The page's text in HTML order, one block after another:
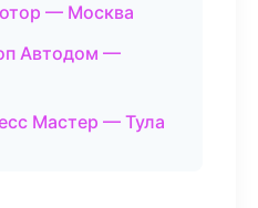
— Москва
Автодом —
Мастер — Тула